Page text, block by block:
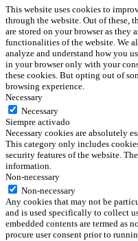
This website uses cookies to
through the website. Out of these,
are stored on your browser as they
functionalities of the website. We
analyze and understand how you
in your browser only with your
these cookies. But opting out of
browsing experience.
Necessary
Necessary
Siempre activado
Necessary cookies are absolutely
This category only includes
security features of the website.
information.
Non-necessary
Non-necessary
Any cookies that may not be
and is used specifically to collect
embedded contents are termed as
procure user consent prior to